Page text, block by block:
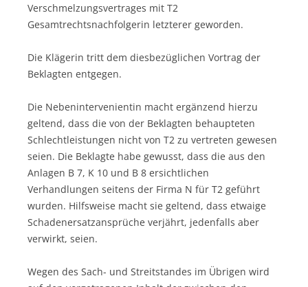
Verschmelzungsvertrages mit T2
Gesamtrechtsnachfolgerin letzterer geworden.
Die Klägerin tritt dem diesbezüglichen Vortrag der
Beklagten entgegen.
Die Nebenintervenientin macht ergänzend hierzu
geltend, dass die von der Beklagten behaupteten
Schlechtleistungen nicht von T2 zu vertreten gewesen
seien. Die Beklagte habe gewusst, dass die aus den
Anlagen B 7, K 10 und B 8 ersichtlichen
Verhandlungen seitens der Firma N für T2 geführt
wurden. Hilfsweise macht sie geltend, dass etwaige
Schadenersatzansprüche verjährt, jedenfalls aber
verwirkt, seien.
Wegen des Sach- und Streitstandes im Übrigen wird